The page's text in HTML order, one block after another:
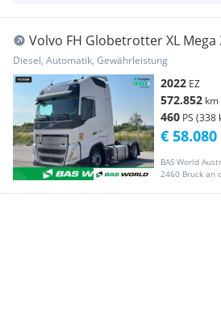
Volvo FH Globetrotter XL Mega
Standklima (70326...
Diesel, Automatik, Gewährleistung
2022 EZ
572.852 km
460 PS (338
BAS World
2460 Bruck an
€ 58.080